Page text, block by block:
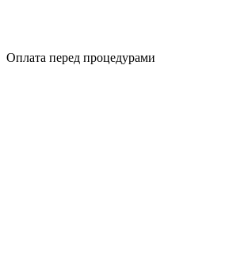
Оплата перед процедурами